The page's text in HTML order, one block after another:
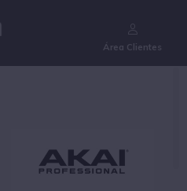
Área Clientes